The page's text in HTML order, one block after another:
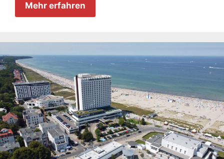
Mehr erfahren